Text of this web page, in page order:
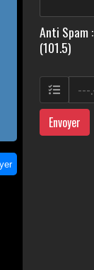
Anti Spam
(101.5)
Envoyer